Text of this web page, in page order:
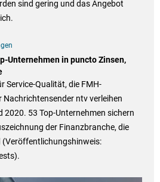
sind gering und das Angebot
Unternehmen in puncto Zinsen,
Service-Qualität, die FMH-
ntv verleihen
2020. 53 Top-Unternehmen sichern
der Finanzbranche, die
(Veröffentlichungshinweis: